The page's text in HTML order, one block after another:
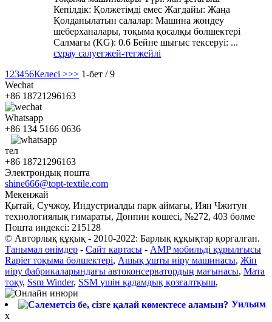
Кепілдік: Қолжетімді емес Жағдайы: Жаңа
Қолданылатын салалар: Машина жөндеу
шеберханалары, тоқыма қосалқы бөлшектері
Салмағы (KG): 0.6 Бейне шығыс тексеруі: ...
сұрау салуегжей-тегжейлі
1 23456Келесі >>> 1-бет / 9
Wechat
+86 18721296163
Whatsapp
+86 134 5166 0636
тел
+86 18721296163
Электрондық пошта
shine666@topt-textile.com
Мекенжай
Қытай, Сучжоу, Индустриалды парк аймағы, Иян Чжитун
технологиялық ғимараты, Донпин көшесі, №272, 403 бөлме
Пошта индексі: 215128
© Авторлық құқық - 2010-2022: Барлық құқықтар қорғалған.
Танымал өнімдер - Сайт картасы - AMP мобильді құрылғысы
Rapier тоқыма бөлшектері, Ашық ұшты иіру машинасы, Жіп
иіру фабрикаларындағы автоконсерватордың мағынасы, Мата
тоқу, Ssm Winder, SSM үшін қадамдық қозғалтқыш,
Уильям
x